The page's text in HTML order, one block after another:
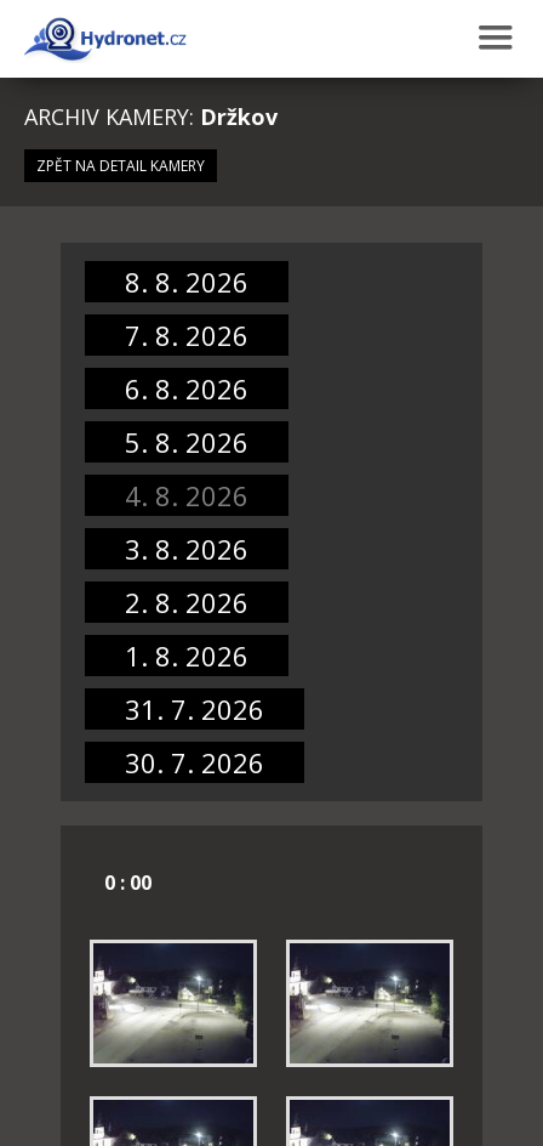
ARCHIV KAMERY: Držkov
ZPĚT NA DETAIL KAMERY
8. 8. 2026
7. 8. 2026
6. 8. 2026
5. 8. 2026
4. 8. 2026
3. 8. 2026
2. 8. 2026
1. 8. 2026
31. 7. 2026
30. 7. 2026
0 : 00